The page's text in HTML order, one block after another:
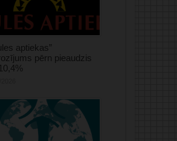
aptiekas”
pērn pieaudzis